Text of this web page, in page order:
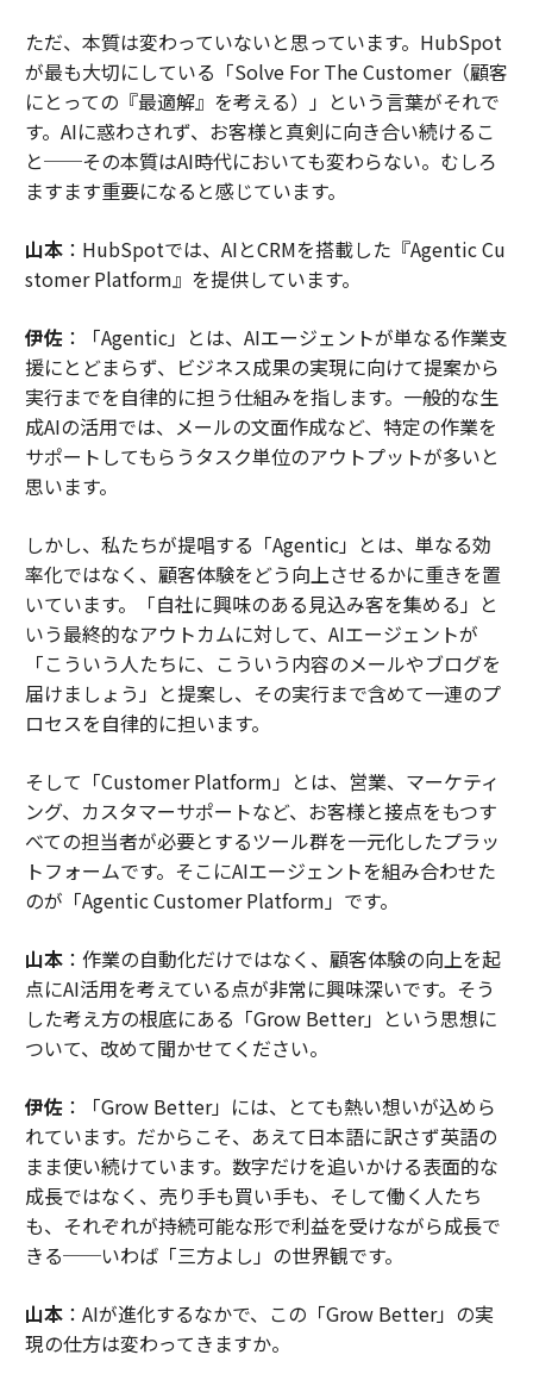
ただ、本質は変わっていないと思っています。HubSpot
が最も大切にしている「Solve For The Customer（顧客
にとっての『最適解』を考える）」という言葉がそれで
す。AIに惑わされず、お客様と真剣に向き合い続けるこ
と──その本質はAI時代においても変わらない。むしろ
ますます重要になると感じています。
山本：HubSpotでは、AIとCRMを搭載した『Agentic Cu
stomer Platform』を提供しています。
伊佐：「Agentic」とは、AIエージェントが単なる作業支
援にとどまらず、ビジネス成果の実現に向けて提案から
実行までを自律的に担う仕組みを指します。一般的な生
成AIの活用では、メールの文面作成など、特定の作業を
サポートしてもらうタスク単位のアウトプットが多いと
思います。
しかし、私たちが提唱する「Agentic」とは、単なる効
率化ではなく、顧客体験をどう向上させるかに重きを置
いています。「自社に興味のある見込み客を集める」と
いう最終的なアウトカムに対して、AIエージェントが
「こういう人たちに、こういう内容のメールやブログを
届けましょう」と提案し、その実行まで含めて一連のプ
ロセスを自律的に担います。
そして「Customer Platform」とは、営業、マーケティ
ング、カスタマーサポートなど、お客様と接点をもつす
べての担当者が必要とするツール群を一元化したプラッ
トフォームです。そこにAIエージェントを組み合わせた
のが「Agentic Customer Platform」です。
山本：作業の自動化だけではなく、顧客体験の向上を起
点にAI活用を考えている点が非常に興味深いです。そう
した考え方の根底にある「Grow Better」という思想に
ついて、改めて聞かせてください。
伊佐：「Grow Better」には、とても熱い想いが込めら
れています。だからこそ、あえて日本語に訳さず英語の
まま使い続けています。数字だけを追いかける表面的な
成長ではなく、売り手も買い手も、そして働く人たち
も、それぞれが持続可能な形で利益を受けながら成長で
きる──いわば「三方よし」の世界観です。
山本：AIが進化するなかで、この「Grow Better」の実
現の仕方は変わってきますか。